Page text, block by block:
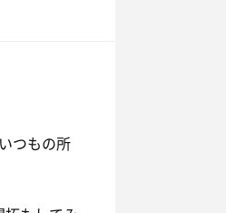
ので、
ういえ
にはもう
つもの所